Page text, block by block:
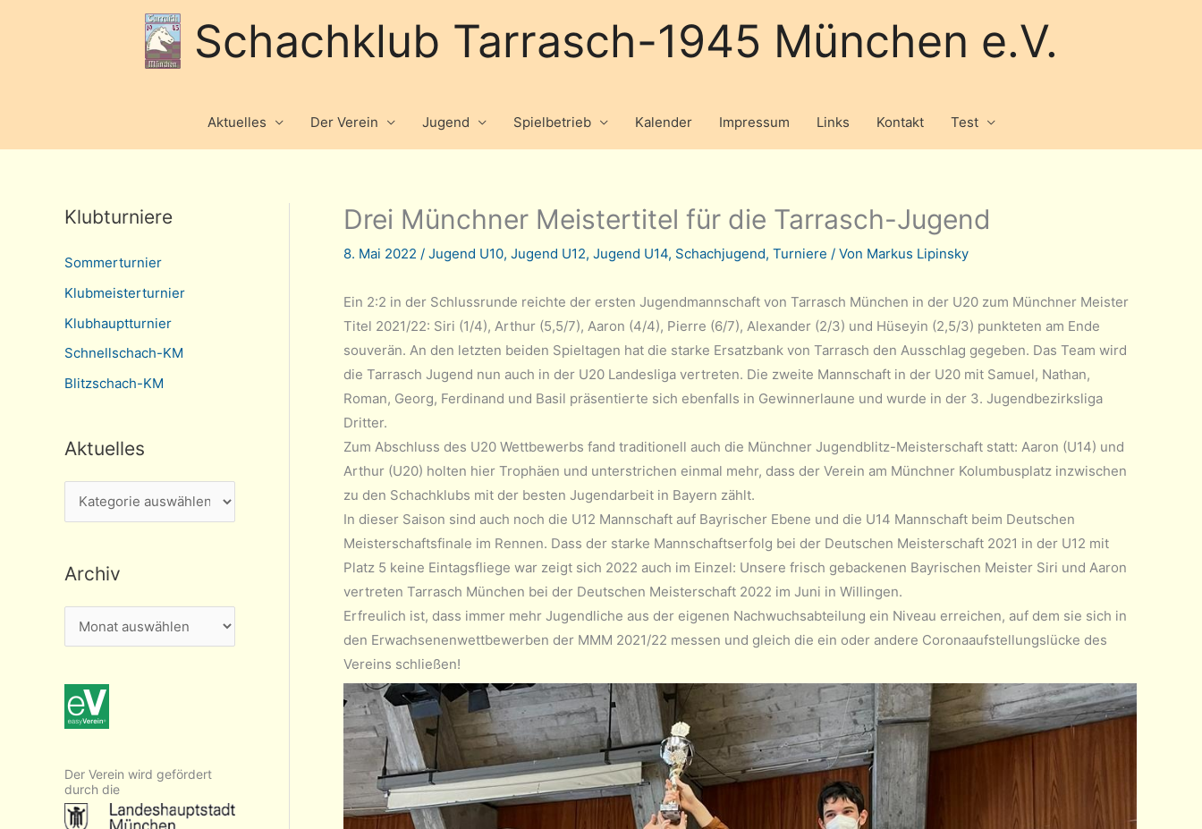
Schachklub Tarrasch-1945 München e.V.
Aktuelles Der Verein Jugend Spielbetrieb Kalender Impressum Links Kontakt Test
Klubturniere
Sommerturnier
Klubmeisterturnier
Klubhauptturnier
Schnellschach-KM
Blitzschach-KM
Aktuelles
k
u
e
s
Archiv
r
h
i
Der Verein wird gefördert
durch die
Drei Münchner Meistertitel für die Tarrasch-Jugend
8. Mai 2022 / Jugend U10, Jugend U12, Jugend U14, Schachjugend, Turniere / Von Markus Lipinsky
Ein 2:2 in der Schlussrunde reichte der ersten Jugendmannschaft von Tarrasch München in der U20 zum Münchner Meister
Titel 2021/22: Siri (1/4), Arthur (5,5/7), Aaron (4/4), Pierre (6/7), Alexander (2/3) und Hüseyin (2,5/3) punkteten am Ende
souverän. An den letzten beiden Spieltagen hat die starke Ersatzbank von Tarrasch den Ausschlag gegeben. Das Team wird
die Tarrasch Jugend nun auch in der U20 Landesliga vertreten. Die zweite Mannschaft in der U20 mit Samuel, Nathan,
Roman, Georg, Ferdinand und Basil präsentierte sich ebenfalls in Gewinnerlaune und wurde in der 3. Jugendbezirksliga
Dritter.
Zum Abschluss des U20 Wettbewerbs fand traditionell auch die Münchner Jugendblitz-Meisterschaft statt: Aaron (U14) und
Arthur (U20) holten hier Trophäen und unterstrichen einmal mehr, dass der Verein am Münchner Kolumbusplatz inzwischen
zu den Schachklubs mit der besten Jugendarbeit in Bayern zählt.
In dieser Saison sind auch noch die U12 Mannschaft auf Bayrischer Ebene und die U14 Mannschaft beim Deutschen
Meisterschaftsfinale im Rennen. Dass der starke Mannschaftserfolg bei der Deutschen Meisterschaft 2021 in der U12 mit
Platz 5 keine Eintagsfliege war zeigt sich 2022 auch im Einzel: Unsere frisch gebackenen Bayrischen Meister Siri und Aaron
vertreten Tarrasch München bei der Deutschen Meisterschaft 2022 im Juni in Willingen.
Erfreulich ist, dass immer mehr Jugendliche aus der eigenen Nachwuchsabteilung ein Niveau erreichen, auf dem sie sich in
den Erwachsenenwettbewerben der MMM 2021/22 messen und gleich die ein oder andere Coronaaufstellungslücke des
Vereins schließen!